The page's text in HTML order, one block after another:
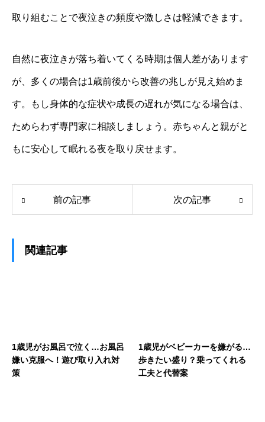
取り組むことで夜泣きの頻度や激しさは軽減できます。
自然に夜泣きが落ち着いてくる時期は個人差があります
が、多くの場合は1歳前後から改善の兆しが見え始めま
す。もし身体的な症状や成長の遅れが気になる場合は、
ためらわず専門家に相談しましょう。赤ちゃんと親がと
もに安心して眠れる夜を取り戻せます。
前の記事 次の記事
関連記事
1歳児がお風呂で泣く…お風呂
嫌い克服へ！遊び取り入れ対
策
1歳児がベビーカーを嫌がる…
歩きたい盛り？乗ってくれる
工夫と代替案